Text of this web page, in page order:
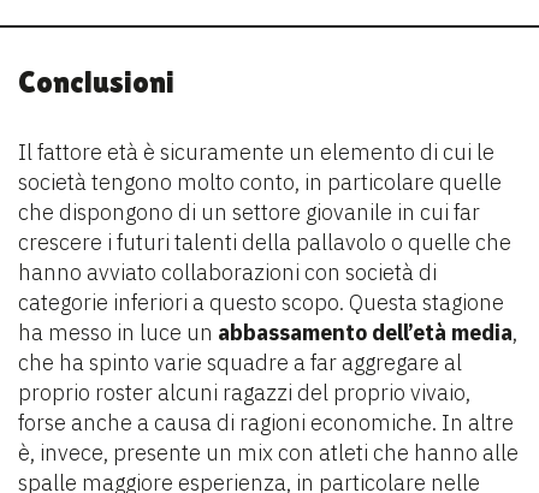
Conclusioni
Il fattore età è sicuramente un elemento di cui le
società tengono molto conto, in particolare quelle
che dispongono di un settore giovanile in cui far
crescere i futuri talenti della pallavolo o quelle che
hanno avviato collaborazioni con società di
categorie inferiori a questo scopo. Questa stagione
ha messo in luce un abbassamento dell’età media,
che ha spinto varie squadre a far aggregare al
proprio roster alcuni ragazzi del proprio vivaio,
forse anche a causa di ragioni economiche. In altre
è, invece, presente un mix con atleti che hanno alle
spalle maggiore esperienza, in particolare nelle